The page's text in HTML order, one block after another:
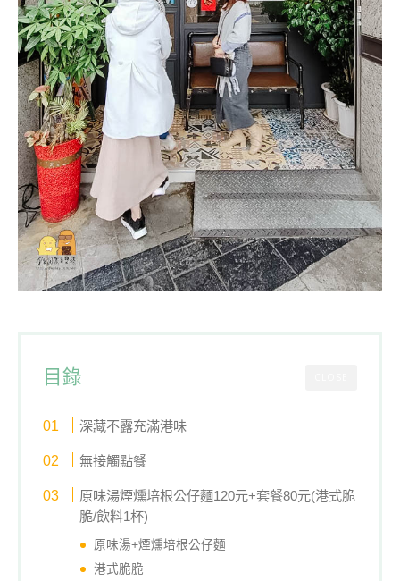
目錄
深藏不露充滿港味
無接觸點餐
原味湯煙燻培根公仔麵120元+套餐80元(港式脆
脆/飲料1杯)
原味湯+煙燻培根公仔麵
港式脆脆